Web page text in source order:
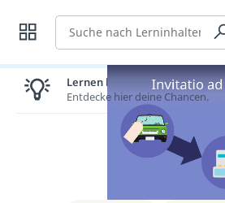
Suche
Lernen lohnt sich!
Entdecke hier deine Chancen.